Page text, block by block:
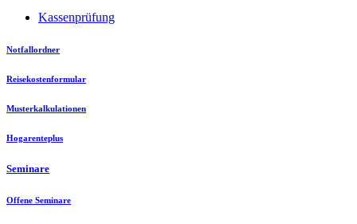
Kassenprüfung
Notfallordner
Reisekostenformular
Musterkalkulationen
Hogarenteplus
Seminare
Offene Seminare